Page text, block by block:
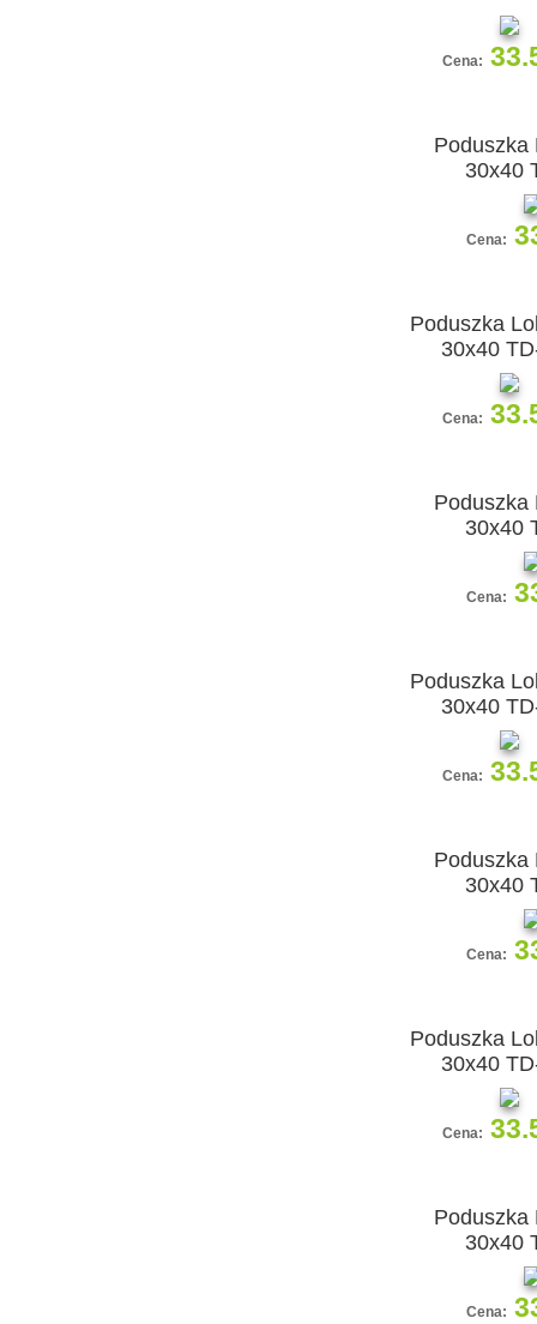
Cena:
Poduszka
30x40
Cena:
Poduszka
30x40
Cena:
Poduszka
30x40
Cena:
Poduszka
30x40
Cena:
Poduszka
30x40
Cena:
Poduszka
30x40
Cena:
Poduszka
30x40
Cena: